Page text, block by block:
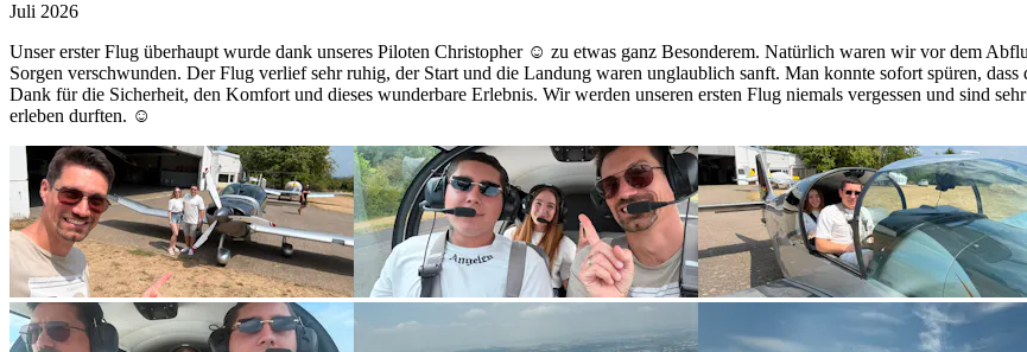
Juli 2026
Unser erster Flug überhaupt wurde dank unseres Piloten Christopher ☺️ zu etwas ganz Besonderem. Natürlich waren wir vor dem
Sorgen verschwunden. Der Flug verlief sehr ruhig, der Start und die Landung waren unglaublich sanft. Man konnte sofort spüren,
Dank für die Sicherheit, den Komfort und dieses wunderbare Erlebnis. Wir werden unseren ersten Flug niemals vergessen und sind
erleben durften. ☺️